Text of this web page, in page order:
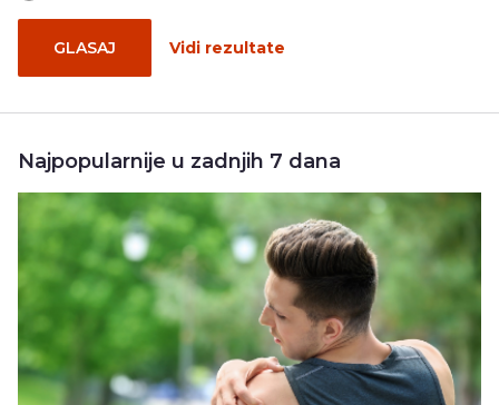
GLASAJ Vidi rezultate
Najpopularnije u zadnjih 7 dana